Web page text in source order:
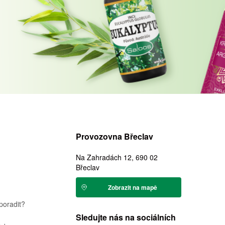
Provozovna Břeclav
Na Zahradách 12, 690 02
Břeclav
Zobrazit na mapě
Sledujte nás na sociálních